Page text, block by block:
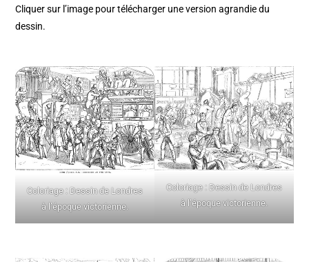
Cliquer sur l’image pour télécharger une version agrandie du
dessin.
Coloriage : Dessin de Londres
à l’époque victorienne.
Coloriage : Dessin de Londres
à l’époque victorienne.